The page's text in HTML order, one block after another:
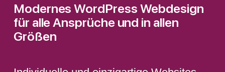
Modernes WordPress Webdesign
für alle Ansprüche und in allen
Größen